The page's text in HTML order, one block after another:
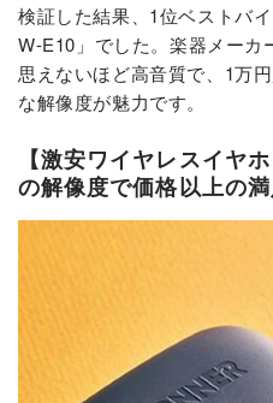
検証した結果、1位ベストバ
W-E10」でした。楽器メーカ
思えないほど高音質で、1万
な解像度が魅力です。
【激安ワイヤレスイヤ
の解像度で価格以上の